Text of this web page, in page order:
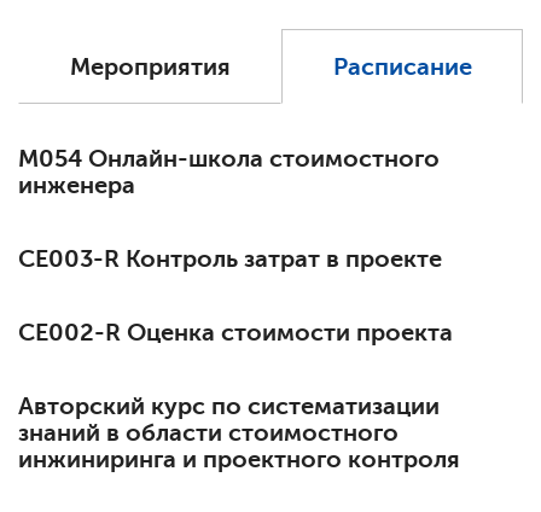
Мероприятия Расписание
М054 Онлайн-школа стоимостного
инженера
СЕ003-R Контроль затрат в проекте
СЕ002-R Оценка стоимости проекта
Авторский курс по систематизации
знаний в области стоимостного
инжиниринга и проектного контроля